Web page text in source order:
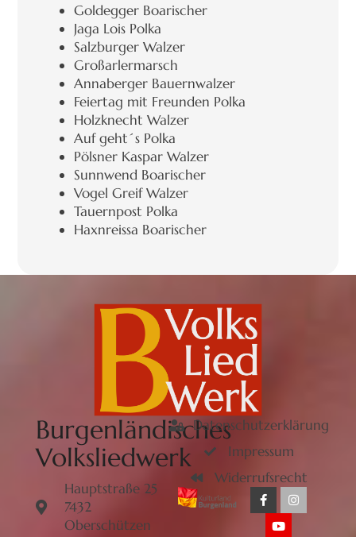
Goldegger Boarischer
Jaga Lois Polka
Salzburger Walzer
Großarlermarsch
Annaberger Bauernwalzer
Feiertag mit Freunden Polka
Holzknecht Walzer
Auf geht´s Polka
Pölsner Kaspar Walzer
Sunnwend Boarischer
Vogel Greif Walzer
Tauernpost Polka
Haxnreissa Boarischer
Burgenländisches
Volksliedwerk
Hauptstraße 25
7432
Oberschützen
Datenschutzerklärung
Impressum
Widerrufsrecht